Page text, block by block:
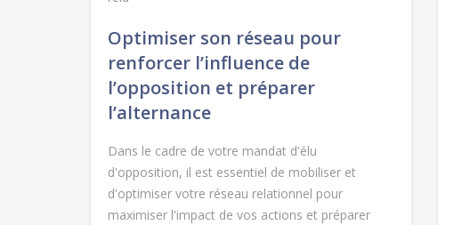
Optimiser son réseau pour
renforcer l’influence de
l’opposition et préparer
l’alternance
Dans le cadre de votre mandat d'élu
d'opposition, il est essentiel de mobiliser et
d'optimiser votre réseau relationnel pour
maximiser l'impact de vos actions et préparer